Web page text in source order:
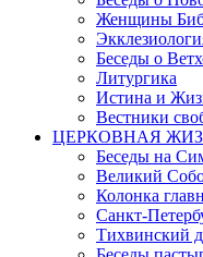
Женщины
Беседы о
Литургика
Истина и
Вестники
ЦЕРКОВНАЯ
Беседы на
Великий
Колонка
Санкт-
Тихвинский